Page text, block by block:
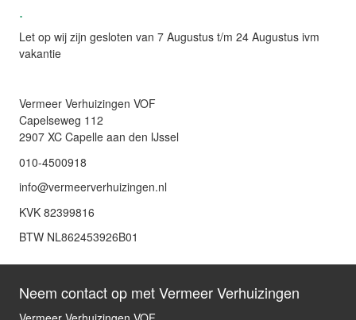
.
Let op wij zijn gesloten van 7 Augustus t/m 24 Augustus ivm
vakantie
Vermeer Verhuizingen VOF
Capelseweg 112
2907 XC Capelle aan den IJssel
010-4500918
info@vermeerverhuizingen.nl
KVK 82399816
BTW NL862453926B01
Neem contact op met Vermeer Verhuizingen